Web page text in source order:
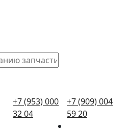
+7 (953) 000
32 04
+7 (909) 004
59 20